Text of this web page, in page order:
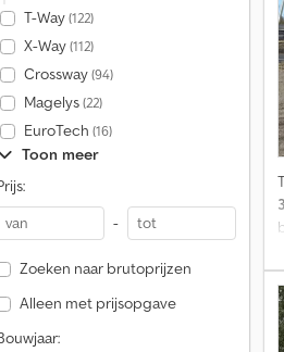
T-Way(122)
X-Way(112)
Crossway(94)
Magelys(22)
EuroTech (16)
Toon meer
-
Zoeken naar brutoprijzen
Alleen met prijsopgave